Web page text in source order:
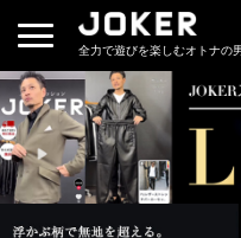
全力で遊びを楽しむオトナの